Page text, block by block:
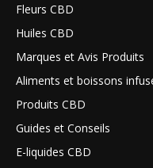
Fleurs CBD
Huiles CBD
Marques et Avis Produits
Aliments et boissons
Produits CBD
Guides et Conseils
E-liquides CBD